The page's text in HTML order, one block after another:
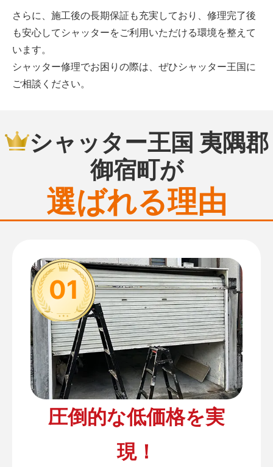
さらに、施工後の長期保証も充実しており、修理完了後
も安心してシャッターをご利用いただける環境を整えて
います。
シャッター修理でお困りの際は、ぜひシャッター王国に
ご相談ください。
シャッター王国 夷隅郡
御宿町が
選ばれる理由
01
圧倒的な低価格を実
現！